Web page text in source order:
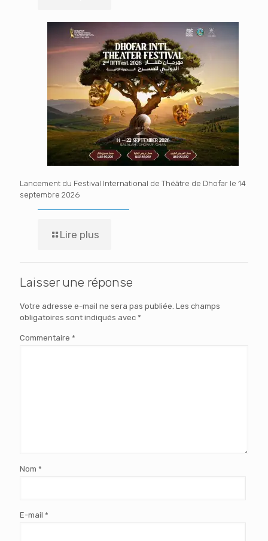
Lancement du Festival International de Théâtre de Dhofar le 14
septembre 2026
Lire plus
Laisser une réponse
Votre adresse e-mail ne sera pas publiée. Les champs
obligatoires sont indiqués avec *
Commentaire *
Nom *
E-mail *